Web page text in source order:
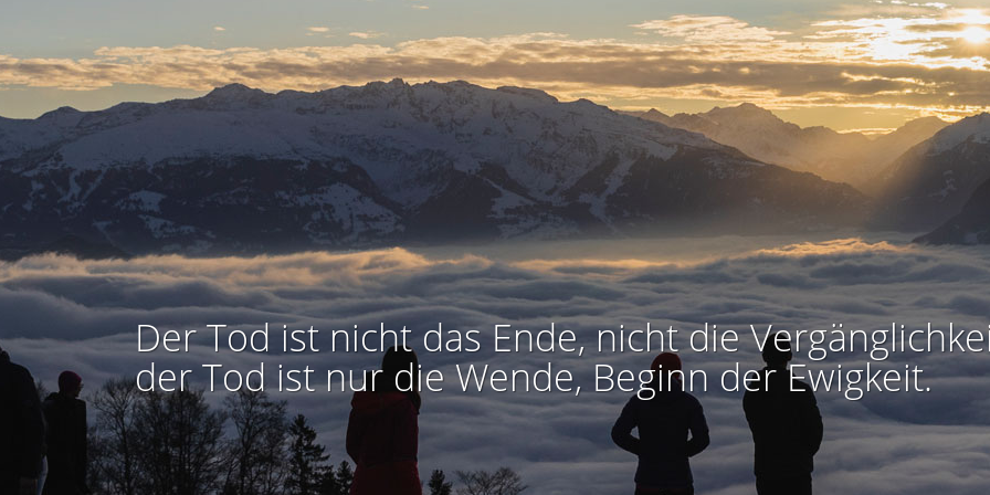
Der Tod ist nicht das Ende, nicht die
der Tod ist nur die Wende, Beginn der Ewigkeit.